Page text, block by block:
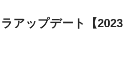
アップデート【2023